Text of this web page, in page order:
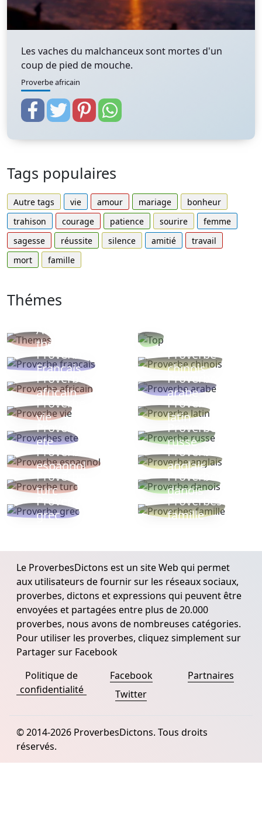
Les vaches du malchanceux sont mortes d'un
coup de pied de mouche.
Proverbe africain
Tags populaires
Autre tags vie amour mariage
bonheur
trahison
courage patience sourire
femme
sagesse
réussite silence amitié
travail
mort
famille
Thémes
Autres
thèmes
Proverbe
Français
Proverbe
chinois
Proverbe
africain
Proverbe
arabe
Proverbe
vie
Proverbe
latin
Proverbes
ete
Proverbe
russe
Proverbe
espagnol
Proverbe
anglais
Proverbe
turc
Proverbe
danois
Proverbe
grec
Proverbes
famille
Le ProverbesDictons est un site Web qui permet
aux utilisateurs de fournir sur les réseaux sociaux,
proverbes, dictons et expressions qui peuvent être
envoyées et partagées entre plus de 20.000
proverbes, nous avons de nombreuses catégories.
Pour utiliser les proverbes, cliquez simplement sur
Partager sur Facebook
Politique de
confidentialité
Facebook
Twitter
Partnaires
© 2014-2026 ProverbesDictons. Tous droits
réservés.